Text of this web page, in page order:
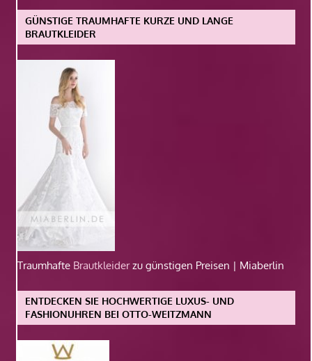
GÜNSTIGE TRAUMHAFTE KURZE UND LANGE
BRAUTKLEIDER
Traumhafte Brautkleiderzu günstigen Preisen | Miaberlin
ENTDECKEN SIE HOCHWERTIGE LUXUS- UND
FASHIONUHREN BEI OTTO-WEITZMANN